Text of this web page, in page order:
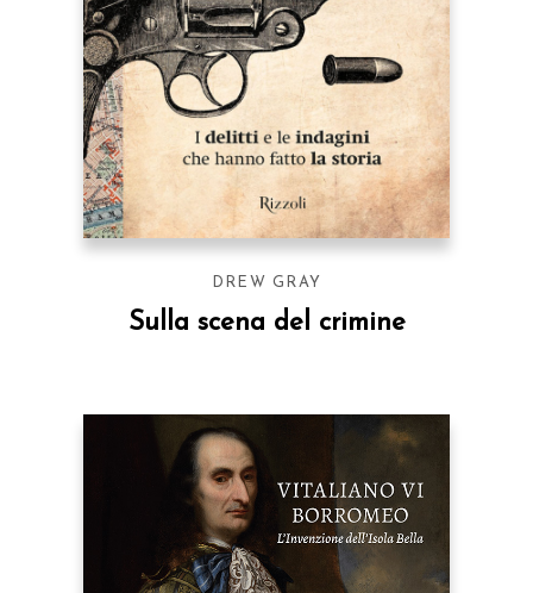
DREW GRAY
Sulla scena del crimine